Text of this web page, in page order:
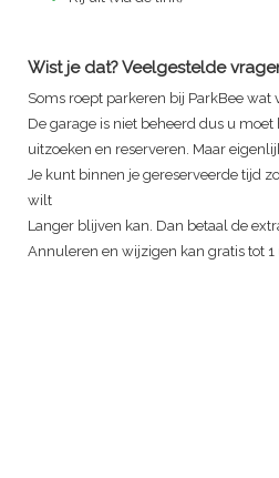
Wist je dat? Veelgestelde
Soms roept parkeren bij ParkBee wat
De garage is niet beheerd dus u
uitzoeken en reserveren. Maar
Je kunt binnen je gereserveerde tijd
wilt
Langer blijven kan. Dan betaal de
Annuleren en wijzigen kan gratis tot 1